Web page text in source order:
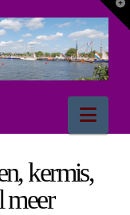
kermis,
meer